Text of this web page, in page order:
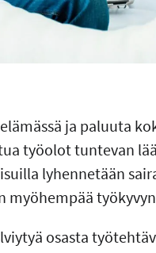
ja paluuta
työolot tuntevan
lyhennetään
osasta